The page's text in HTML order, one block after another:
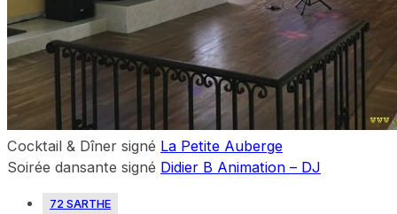
Cocktail & Dîner signé La Petite Auberge
Soirée dansante signé Didier B Animation – DJ
72 SARTHE